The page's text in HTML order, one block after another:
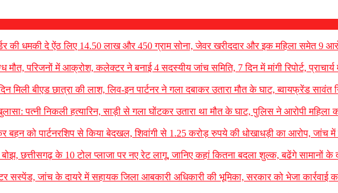
की धमकी दे ऐंठ लिए 14.50 लाख और 450 ग्राम सोना, जेवर खरीददार और इक महिला समेत 9
परिजनों में आक्रोश, कलेक्टर ने बनाई 4 सदस्यीय जांच समिति, 7 दिन में मांगी रिपोर्ट,
मिली बीएड छात्रा की लाश, लिव-इन पार्टनर ने गला दबाकर उतारा मौत के घाट, ब्वायफ्रेंड सावंत
पत्नी निकली हत्यारिन, साड़ी से गला घोंटकर उतारा था मौत के घाट, पुलिस ने आरोपी महिला
बहन को पार्टनरशिप से किया बेदखल, शिवांगी से 1.25 करोड़ रुपये की धोखाधड़ी का आरोप, जांच
छत्तीसगढ़ के 10 टोल प्लाजा पर नए रेट लागू, जानिए कहां कितना बदला शुल्क, बढेंगे सामानों के
सस्पेंड, जांच के दायरे में सहायक जिला आबकारी अधिकारी की भूमिका, सरकार को भेजा कार्रवाई